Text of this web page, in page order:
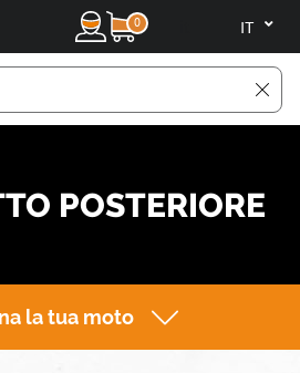
0
POSTERIORE
la tua moto